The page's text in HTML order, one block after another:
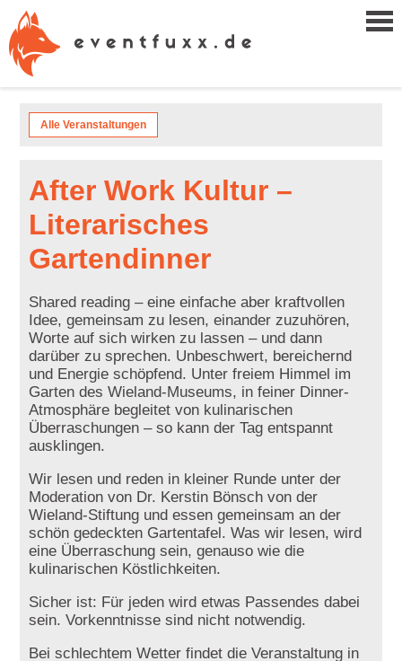
Alle Veranstaltungen
After Work Kultur –
Literarisches
Gartendinner
Shared reading – eine einfache aber kraftvollen
Idee, gemeinsam zu lesen, einander zuzuhören,
Worte auf sich wirken zu lassen – und dann
darüber zu sprechen. Unbeschwert, bereichernd
und Energie schöpfend. Unter freiem Himmel im
Garten des Wieland-Museums, in feiner Dinner-
Atmosphäre begleitet von kulinarischen
Überraschungen – so kann der Tag entspannt
ausklingen.
Wir lesen und reden in kleiner Runde unter der
Moderation von Dr. Kerstin Bönsch von der
Wieland-Stiftung und essen gemeinsam an der
schön gedeckten Gartentafel. Was wir lesen, wird
eine Überraschung sein, genauso wie die
kulinarischen Köstlichkeiten.
Sicher ist: Für jeden wird etwas Passendes dabei
sein. Vorkenntnisse sind nicht notwendig.
Bei schlechtem Wetter findet die Veranstaltung in